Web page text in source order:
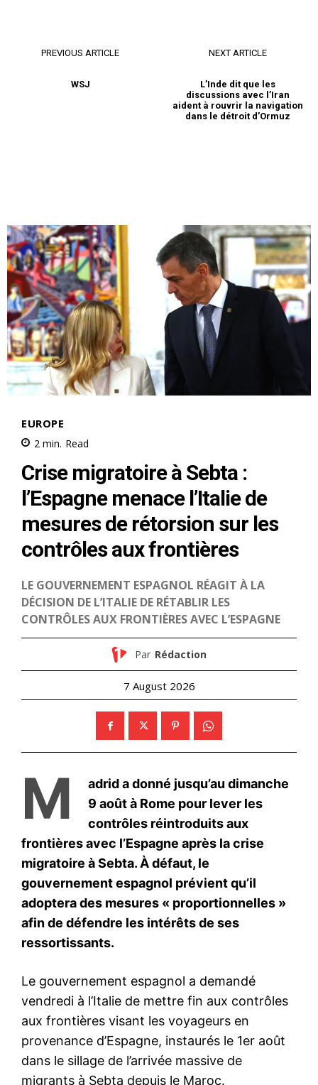
PREVIOUS ARTICLE
WSJ
NEXT ARTICLE
L’Inde dit que les
discussions avec l’Iran
aident à rouvrir la navigation
dans le détroit d’Ormuz